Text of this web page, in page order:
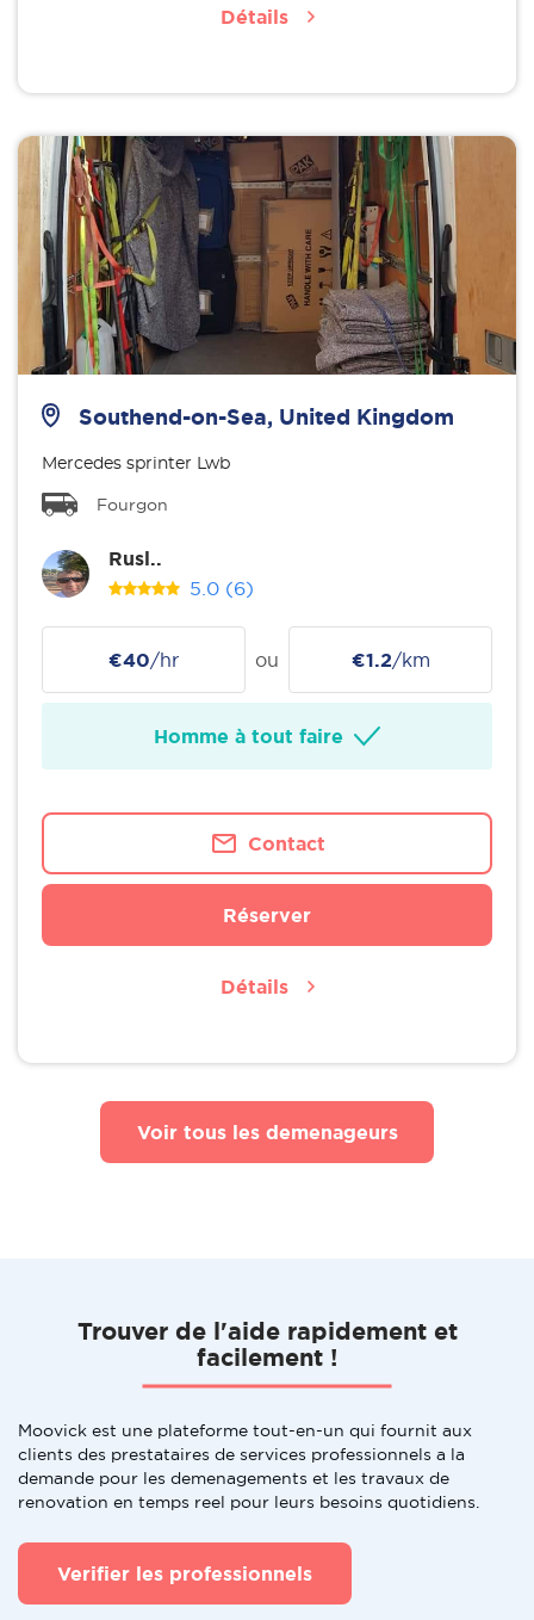
Détails
Southend-on-Sea, United Kingdom
Mercedes sprinter Lwb
Fourgon
Rusl..
5.0 (6)
€40/hr ou €1.2/km
Homme à tout faire
Contact
Réserver
Détails
Voir tous les demenageurs
Trouver de l'aide rapidement et
facilement !
Moovick est une plateforme tout-en-un qui fournit aux
clients des prestataires de services professionnels a la
demande pour les demenagements et les travaux de
renovation en temps reel pour leurs besoins quotidiens.
Verifier les professionnels